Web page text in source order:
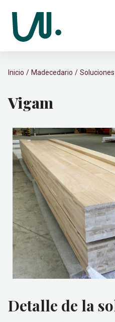
Inicio Madecedario Soluciones
Vigam
Detalle de la